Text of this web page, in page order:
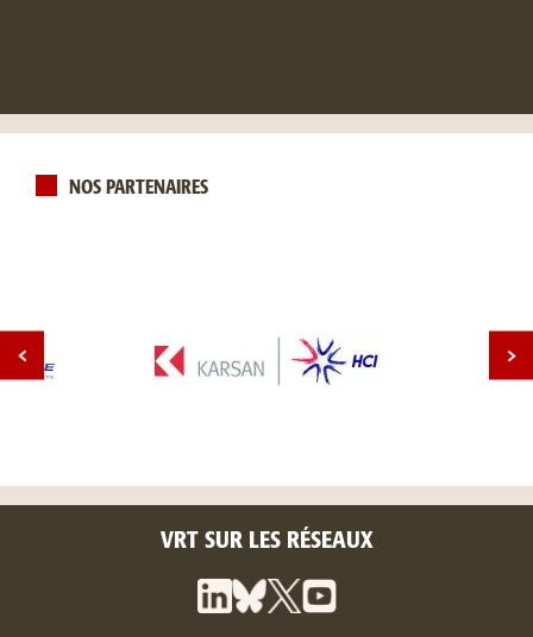
NOS PARTENAIRES
VRT SUR LES RÉSEAUX